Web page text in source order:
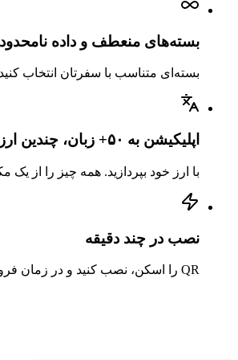
بسته‌های منعطف و داده نامحدود
بسته‌ای متناسب با سفرتان انتخاب
اپلیکیشن به ۵۰+ زبان، چندین ارز
با ارز خود بپردازید. همه چیز را از یک
نصب در چند دقیقه
QR را اسکن، نصب کنید و در زمان فرود متصل شوید.